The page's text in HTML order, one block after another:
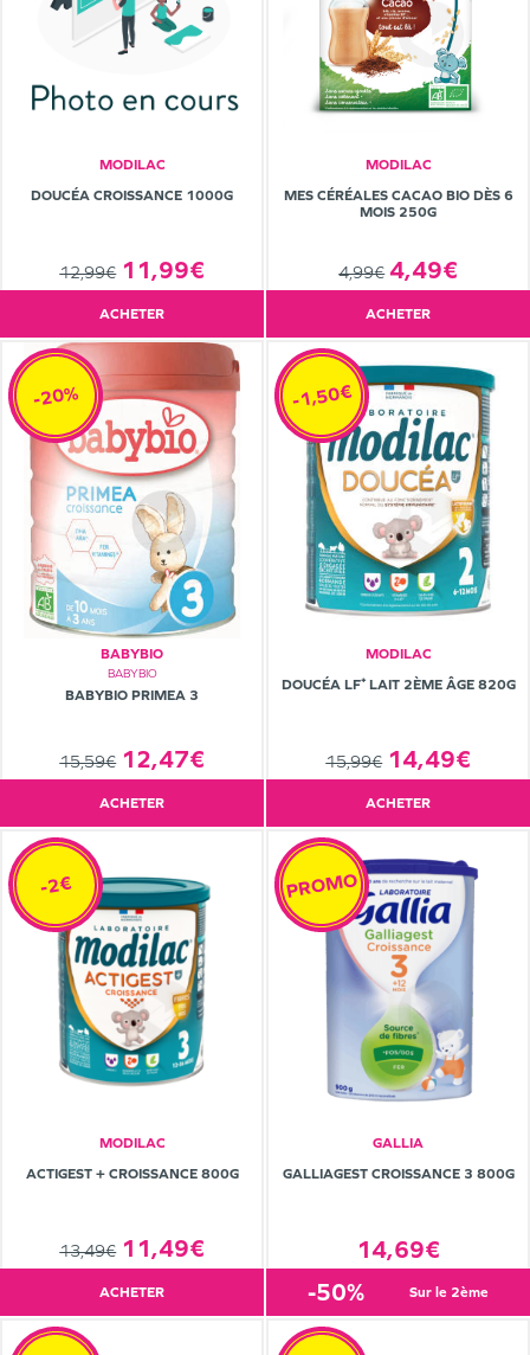
MODILAC
DOUCÉA CROISSANCE 1000G
12,99€ 11,99€
ACHETER
MODILAC
MES CÉRÉALES CACAO BIO DÈS 6
MOIS 250G
4,99€ 4,49€
ACHETER
BABYBIO
BABYBIO
BABYBIO PRIMEA 3
15,59€ 12,47€
-20%
ACHETER
MODILAC
DOUCÉA LF⁺ LAIT 2ÈME ÂGE 820G
15,99€ 14,49€
-1,50€
ACHETER
MODILAC
ACTIGEST + CROISSANCE 800G
13,49€ 11,49€
-2€
ACHETER
GALLIA
GALLIAGEST CROISSANCE 3 800G
14,69€
PROMO
-50% sur le 2ème